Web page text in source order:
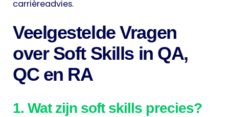
carrièreadvies.
Veelgestelde Vragen
over Soft Skills in QA,
QC en RA
1. Wat zijn soft skills precies?